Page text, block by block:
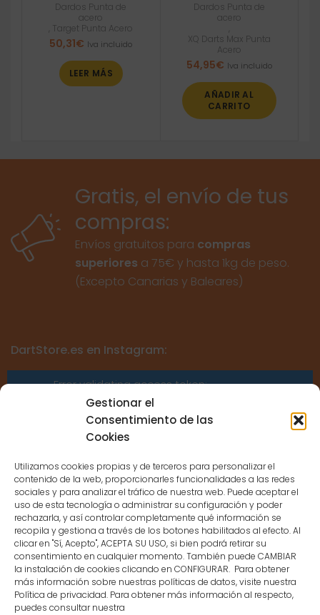
Gestionar el
Consentimiento de las
Cookies
Utilizamos cookies propias y de terceros para personalizar el
contenido de la web, proporcionarles funcionalidades a las redes
sociales y para analizar el tráfico de nuestra web. Puede aceptar el
uso de esta tecnología o administrar su configuración y poder
rechazarla, y así controlar completamente qué información se
recopila y gestiona a través de los botones habilitados al efecto. Al
clicar en "Sí, Acepto", ACEPTA SU USO, si bien podrá retirar su
consentimiento en cualquier momento. También puede CAMBIAR
la instalación de cookies clicando en CONFIGURAR. Para obtener
más información sobre nuestras políticas de datos, visite nuestra
Política de privacidad. Para obtener más información al respecto,
puedes consultar nuestra
Dardos Punta de
acero
Target Punta Acero
50,31€ Iva incluido
LEER MÁS
Dardos Punta de
acero
XQ Darts Max Punta
Acero
54,95€ Iva incluido
AÑADIR AL
CARRITO
Gratis, el envío de tus
compras:
Envíos gratuitos para compras
superiores a 75€ y hasta 1kg de peso.
(Excepto Canarias y Baleares)
DartStore.es en Instagram:
Error validating access token:
Sessions for the user are not allowed
because the user is not a confirmed
CONTACTO
MENÚ PRINCIPAL
MI CUENTA